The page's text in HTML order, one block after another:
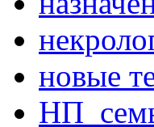
новые